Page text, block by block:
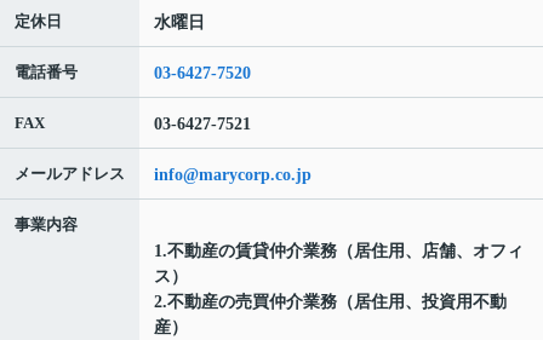
定休日 水曜日
電話番号 03-6427-7520
FAX 03-6427-7521
メールアドレス info@marycorp.co.jp
事業内容
1.不動産の賃貸仲介業務（居住用、店舗、オフィ
ス）
2.不動産の売買仲介業務（居住用、投資用不動
産）